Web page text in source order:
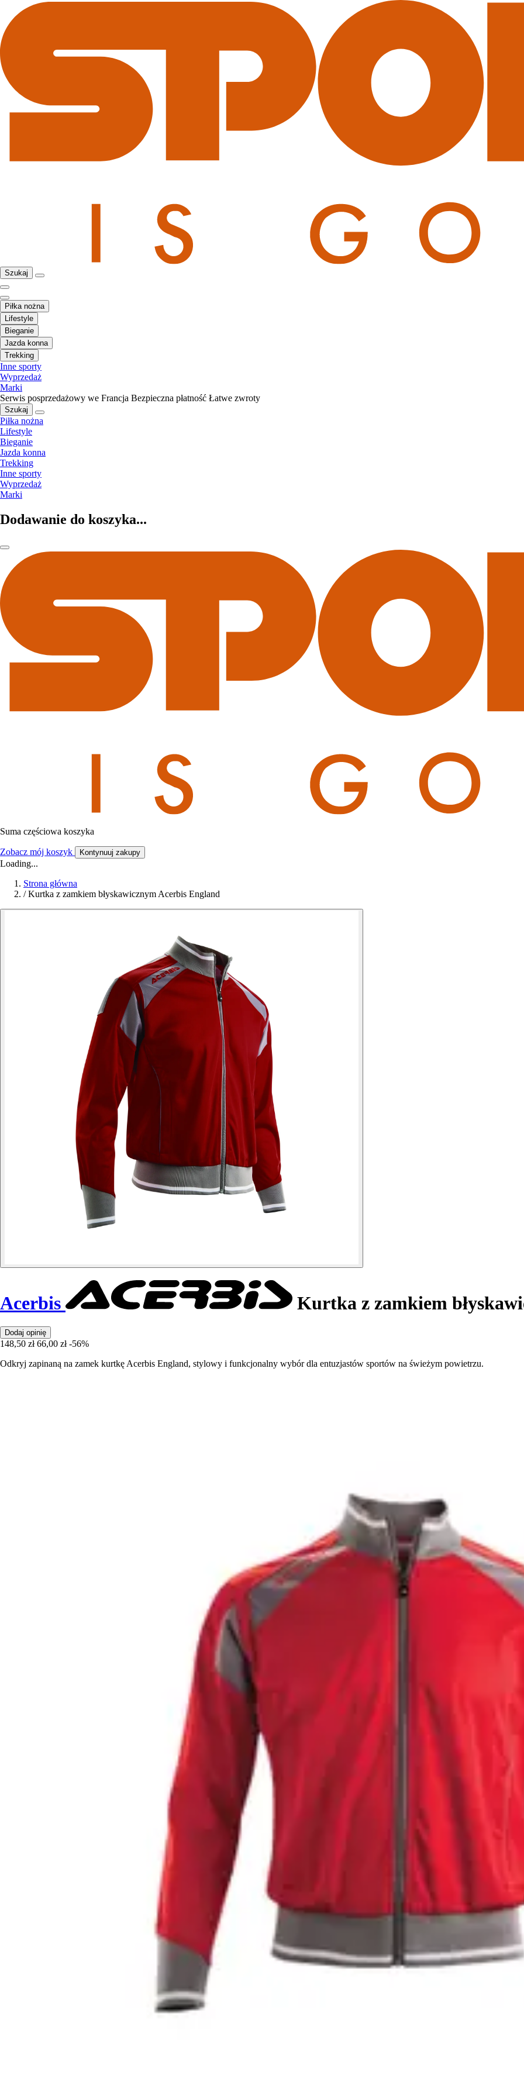
Szukaj
Piłka nożna
Lifestyle
Bieganie
Jazda konna
Trekking
Inne sporty
Wyprzedaż
Marki
Serwis posprzedażowy we Francja Bezpieczna płatność Łatwe zwroty
Szukaj
Piłka nożna
Lifestyle
Bieganie
Jazda konna
Trekking
Inne sporty
Wyprzedaż
Marki
Dodawanie do koszyka...
Suma częściowa koszyka
Zobacz mój koszyk Kontynuuj zakupy
Loading...
Strona główna
/ Kurtka z zamkiem błyskawicznym Acerbis England
Acerbis Kurtka z zamkiem
Dodaj opinię
148,50 zł 66,00 zł -56%
Odkryj zapinaną na zamek kurtkę Acerbis England, stylowy i funkcjonalny wybór dla entuzjastów sportów na świeżym powietrzu.